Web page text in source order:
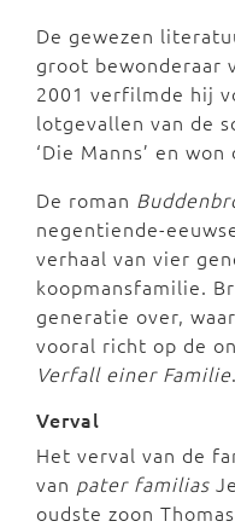
De gewezen
groot bewonderaar
2001 verfilmde hij
lotgevallen van de
‘Die Manns’ en
De roman
negentiende-
verhaal van vier
koopmansfamilie.
generatie over,
vooral richt op de
Verfall einer Familie
Verval
Het verval van de
van pater familias
oudste zoon